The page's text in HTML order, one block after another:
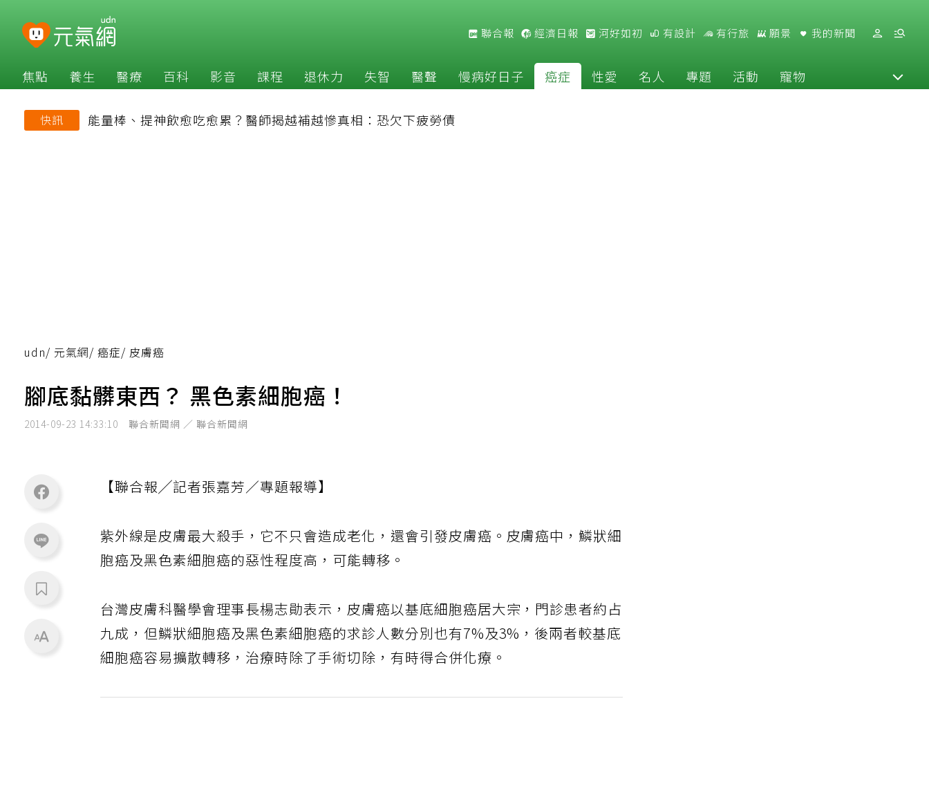
聯合報 經濟日報 河好如初 有設計 有行旅 願景 我的新聞
焦點 養生 醫療 百科 影音 課程 退休力 失智 醫聲 慢病好日子 癌症 性愛 名人 專題 活動 寵物
快訊 能量棒、提神飲愈吃愈累？醫師揭越補越慘真相：恐欠下疲勞債
udn/ 元氣網/ 癌症/ 皮膚癌
腳底黏髒東西？ 黑色素細胞癌！
2014-09-23 14:33:10 聯合新聞網 ／ 聯合新聞網
【聯合報╱記者張嘉芳／專題報導】
紫外線是皮膚最大殺手，它不只會造成老化，還會引發皮膚癌。皮膚癌中，鱗狀細
胞癌及黑色素細胞癌的惡性程度高，可能轉移。
台灣皮膚科醫學會理事長楊志勛表示，皮膚癌以基底細胞癌居大宗，門診患者約占
九成，但鱗狀細胞癌及黑色素細胞癌的求診人數分別也有7%及3%，後兩者較基底
細胞癌容易擴散轉移，治療時除了手術切除，有時得合併化療。